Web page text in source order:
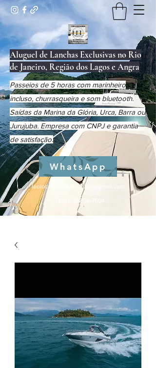
Aluguel de Lanchas Exclusivas no Rio
de Janeiro, Região dos Lagos e Angra
Passeios de 5 horas com marinheiro
incluso, churrasqueira e som bluetooth.
Saídas da Marina da Glória, Urca, Barra ou
Jurujuba. Empresa com CNPJ e garantia
de satisfação.
WhatsApp
leolocacoesdelanchasrj@gmail.com
+55 (21) 99856-7604